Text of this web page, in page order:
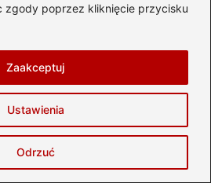
zgody poprzez kliknięcie przycisku
Ustawienia
Odrzuć
Zaakceptuj